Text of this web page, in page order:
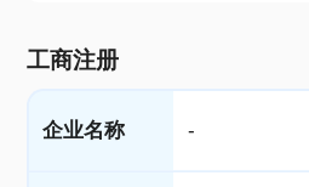
工商注册
企业名称 -